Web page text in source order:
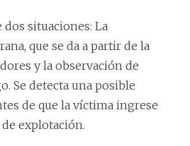
situaciones: La
que se da a partir de la
y la observación de
Se detecta una posible
de que la víctima ingrese
explotación.